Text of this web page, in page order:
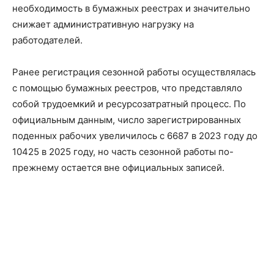
необходимость в бумажных реестрах и значительно
снижает административную нагрузку на
работодателей.
Ранее регистрация сезонной работы осуществлялась
с помощью бумажных реестров, что представляло
собой трудоемкий и ресурсозатратный процесс. По
официальным данным, число зарегистрированных
поденных рабочих увеличилось с 6687 в 2023 году до
10425 в 2025 году, но часть сезонной работы по-
прежнему остается вне официальных записей.